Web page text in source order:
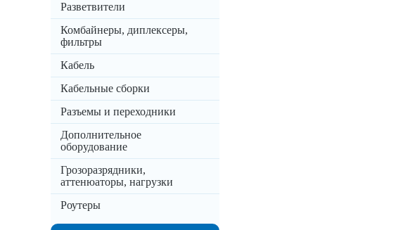
Разветвители
Комбайнеры, диплексеры,
фильтры
Кабель
Кабельные сборки
Разъемы и переходники
Дополнительное
оборудование
Грозоразрядники,
аттенюаторы, нагрузки
Роутеры